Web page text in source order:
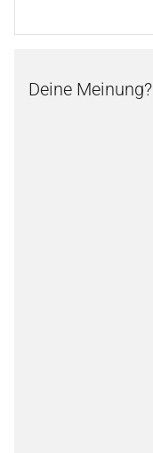
Deine Meinung?